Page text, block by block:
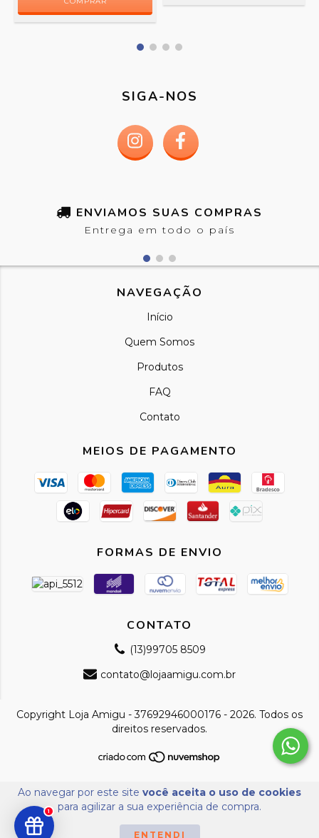
Ao navegar por este site você aceita o uso de cookies
para agilizar a sua experiência de compra.
ENTENDI
SIGA-NOS
ENVIAMOS SUAS COMPRAS
Entrega em todo o país
NAVEGAÇÃO
Início
Quem Somos
Produtos
FAQ
Contato
MEIOS DE PAGAMENTO
FORMAS DE ENVIO
CONTATO
(13)99705 8509
contato@lojaamigu.com.br
Copyright Loja Amigu - 37692946000176 - 2026. Todos os
direitos reservados.
1